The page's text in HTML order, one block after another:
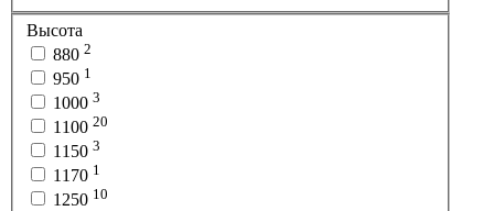
Высота
880 2
950 1
1000 3
1100 20
1150 3
1170 1
1250 10